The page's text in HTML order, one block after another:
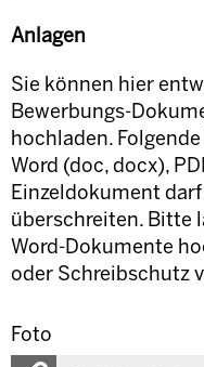
Anlagen
Sie können hier
Bewerbungs-
hochladen.
Word (doc, docx),
Einzeldokument
überschreiten. Bitte
Word-Dokumente
oder Schreibschutz
Foto